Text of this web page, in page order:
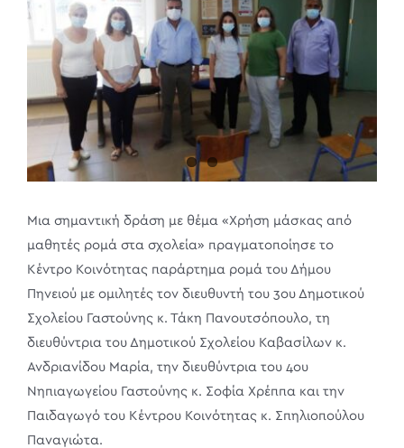
Μια σημαντική δράση με θέμα «Χρήση μάσκας από
μαθητές ρομά στα σχολεία» πραγματοποίησε το
Κέντρο Κοινότητας παράρτημα ρομά του Δήμου
Πηνειού με ομιλητές τον διευθυντή του 3ου Δημοτικού
Σχολείου Γαστούνης κ. Τάκη Πανουτσόπουλο, τη
διευθύντρια του Δημοτικού Σχολείου Καβασίλων κ.
Ανδριανίδου Μαρία, την διευθύντρια του 4ου
Νηπιαγωγείου Γαστούνης κ. Σοφία Χρέππα και την
Παιδαγωγό του Κέντρου Κοινότητας κ. Σπηλιοπούλου
Παναγιώτα.